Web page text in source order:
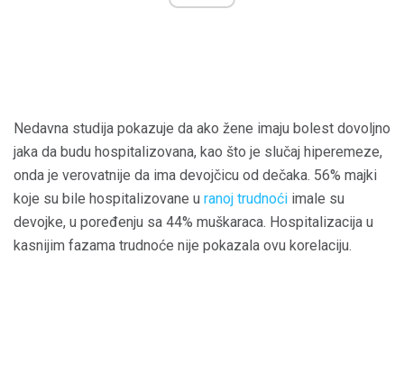
Nedavna studija pokazuje da ako žene imaju bolest dovoljno
jaka da budu hospitalizovana, kao što je slučaj hiperemeze,
onda je verovatnije da ima devojčicu od dečaka. 56% majki
koje su bile hospitalizovane u ranoj trudnoći imale su
devojke, u poređenju sa 44% muškaraca. Hospitalizacija u
kasnijim fazama trudnoće nije pokazala ovu korelaciju.